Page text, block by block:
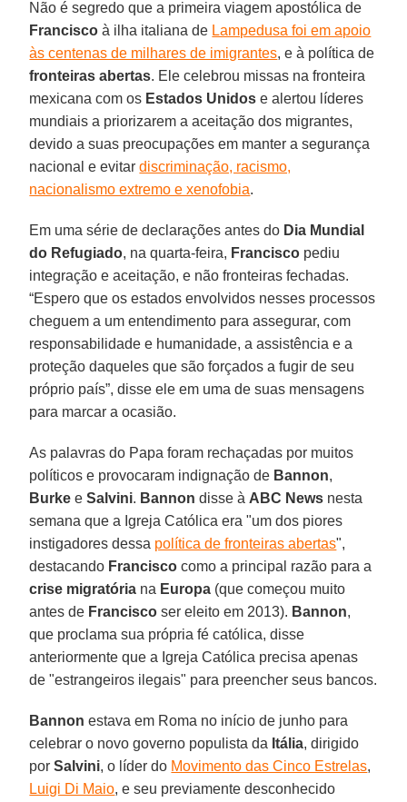
Não é segredo que a primeira viagem apostólica de
Francisco à ilha italiana de Lampedusa foi em apoio
às centenas de milhares de imigrantes, e à política de
fronteiras abertas. Ele celebrou missas na fronteira
mexicana com os Estados Unidos e alertou líderes
mundiais a priorizarem a aceitação dos migrantes,
devido a suas preocupações em manter a segurança
nacional e evitardiscriminação, racismo,
nacionalismo extremo e xenofobia.
Em uma série de declarações antes do Dia Mundial
do Refugiado, na quarta-feira, Francisco pediu
integração e aceitação, e não fronteiras fechadas.
“Espero que os estados envolvidos nesses processos
cheguem a um entendimento para assegurar, com
responsabilidade e humanidade, a assistência e a
proteção daqueles que são forçados a fugir de seu
próprio país”, disse ele em uma de suas mensagens
para marcar a ocasião.
As palavras do Papa foram rechaçadas por muitos
políticos e provocaram indignação de Bannon,
Burke eSalvini. Bannon disse à ABC News nesta
semana que a Igreja Católica era "um dos piores
instigadores dessa política de fronteiras abertas",
destacando Francisco como a principal razão para a
crise migratória na Europa (que começou muito
antes de Francisco ser eleito em 2013). Bannon,
que proclama sua própria fé católica, disse
anteriormente que a Igreja Católica precisa apenas
de "estrangeiros ilegais" para preencher seus bancos.
Bannon estava em Roma no início de junho para
celebrar o novo governo populista da Itália, dirigido
porSalvini, o líder do Movimento das Cinco Estrelas,
Luigi Di Maio, e seu previamente desconhecido